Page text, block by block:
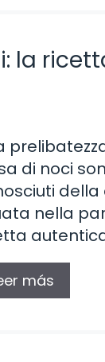
la
di noci
della
nella
más